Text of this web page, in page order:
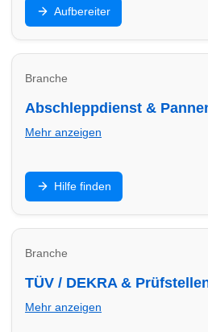
Keramikversiegelung: Finde
Werterhalt und Top-Optik.
Aufbereiter
Branche
Abschleppdienst &
Mehr anzeigen
Panne, Unfall oder
Abschleppdienste in Worms –
sichere Abwicklung.
Hilfe finden
Branche
TÜV / DEKRA &
Mehr anzeigen